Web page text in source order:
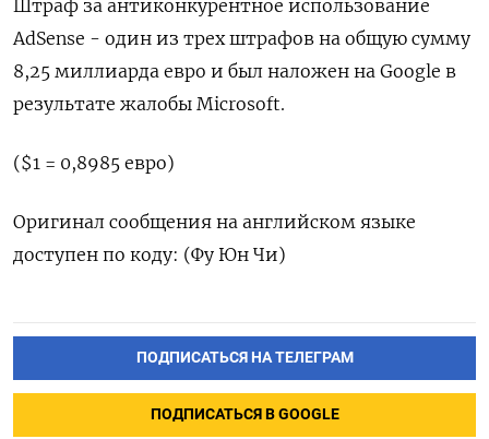
Штраф за антиконкурентное использование
AdSense - один из трех штрафов на общую сумму
8,25 миллиарда евро и был наложен на Google в
результате жалобы Microsoft.
($1 = 0,8985 евро)
Оригинал сообщения на английском языке
доступен по коду: (Фу Юн Чи)
ПОДПИСАТЬСЯ НА ТЕЛЕГРАМ
ПОДПИСАТЬСЯ В GOOGLE